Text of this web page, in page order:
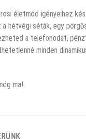
életmód igényeihez
séták, egy
a telefonodat,
minden
ma!